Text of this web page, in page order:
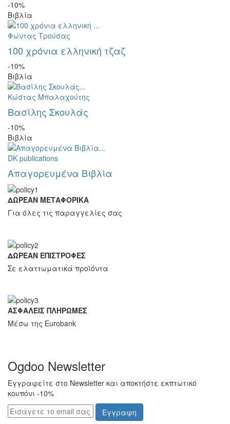
-10%
Βιβλία
Φώντας Τρούσας
100 χρόνια ελληνική τζαζ
-10%
Βιβλία
Κώστας Μπαλαχούτης
Βασίλης Σκουλάς
-10%
Βιβλία
DK publications
Απαγορευμένα Βιβλία
ΔΩΡΕΑΝ ΜΕΤΑΦΟΡΙΚΑ
Για όλες τις παραγγελίες σας
ΔΩΡΕΑΝ ΕΠΙΣΤΡΟΦΕΣ
Σε ελαττωματικά προϊόντα
ΑΣΦΑΛΕΙΣ ΠΛΗΡΩΜΕΣ
Μέσω της Eurobank
Ogdoo Newsletter
Εγγραφείτε στο Newsletter και αποκτήστε εκπτωτικό
κουπόνι -10%
Εγγραφη